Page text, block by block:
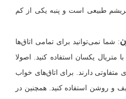
طبیعی است و پنبه یکی از کم
: شما نمی‌توانید برای تمامی اتاق‌ها
متریال یکسان استفاده کنید. اصولا
متفاوتی دارند. برای اتاق‌های خواب
و روشن استفاده کنید. همچنین در